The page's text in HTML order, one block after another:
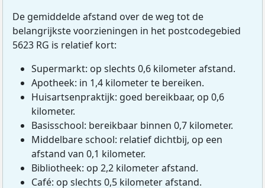
De gemiddelde afstand over de weg tot de
belangrijkste voorzieningen in het postcodegebied
5623 RG is relatief kort:
Supermarkt: op slechts 0,6 kilometer afstand.
Apotheek: in 1,4 kilometer te bereiken.
Huisartsenpraktijk: goed bereikbaar, op 0,6
kilometer.
Basisschool: bereikbaar binnen 0,7 kilometer.
Middelbare school: relatief dichtbij, op een
afstand van 0,1 kilometer.
Bibliotheek: op 2,2 kilometer afstand.
Café: op slechts 0,5 kilometer afstand.